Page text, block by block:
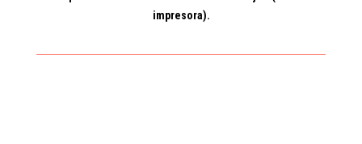
impresora).